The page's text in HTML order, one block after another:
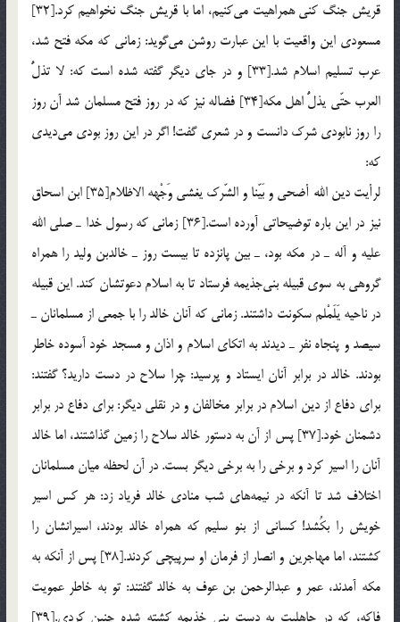
قریش جنگ كنی همراهیت می‌كنیم، اما با قریش جنگ نخواهیم كرد.[32]
مسعودی این واقعیت با این عبارت روشن می‌گوید: زمانی كه مكه فتح شد،
عرب تسلیم اسلام شد.[33] و در جای دیگر گفته شده است كه: لا تذلُّ
العرب حتّی یذلُّ اهل مكه‌[34] فضاله نیز كه در روز فتح مسلمان شد آن روز
را روز نابودی شرك دانست و در شعری گفت! اگر در این روز بودی می‌دیدی
كه:
لرأیت دین الله أضحی و بَیّنا و الشّرك یغشی وَجْهه الاظلام[35] ابن اسحاق
نیز در این باره توضیحاتی آورده است.[36] زمانی كه رسول خدا ـ صلی الله
علیه و آله ـ در مكه بود، ـ بین پانزده تا بیست روز ـ خالدبن ولید را همراه
گروهی به سوی قبیله بنی‌جذیمه فرستاد تا به اسلام دعوتشان كند. این قبیله
در ناحیه یَلَمْلم سكونت داشتند. زمانی كه آنان خالد را با جمعی از مسلمانان ـ
سیصد و پنجاه نفر ـ دیدند به اتكای اسلام و اذان و مسجد خود آسوده خاطر
بودند. خالد در برابر آنان ایستاد و پرسید: چرا سلاح در دست دارید؟ گفتند:
برای دفاع از دین اسلام در برابر مخالفان و در نقلی دیگر: برای دفاع در برابر
دشمنان خود.[37] پس از آن به دستور خالد سلاح را زمین گذاشتند، اما خالد
آنان را اسیر كرد و برخی را به برخی دیگر بست. در آن لحظه میان مسلمانان
اختلاف شد تا آنكه در نیمه‌های شب منادی خالد فریاد زد: هر كس اسیر
خویش را بكُشد! كسانی از بنو سلیم كه همراه خالد بودند، اسیرانشان را
كشتند، اما مهاجرین و انصار از فرمان او سرپیچی كردند.[38] پس از آنكه به
مكه آمدند، عمر و عبدالرحمن بن عوف به خالد گفتند: تو به خاطر عمویت
فاكه، كه در جاهلیت به دست بنی خذیمه كشته شده چنین كردی.[39]